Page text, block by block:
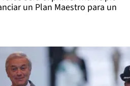
un Plan Maestro para un